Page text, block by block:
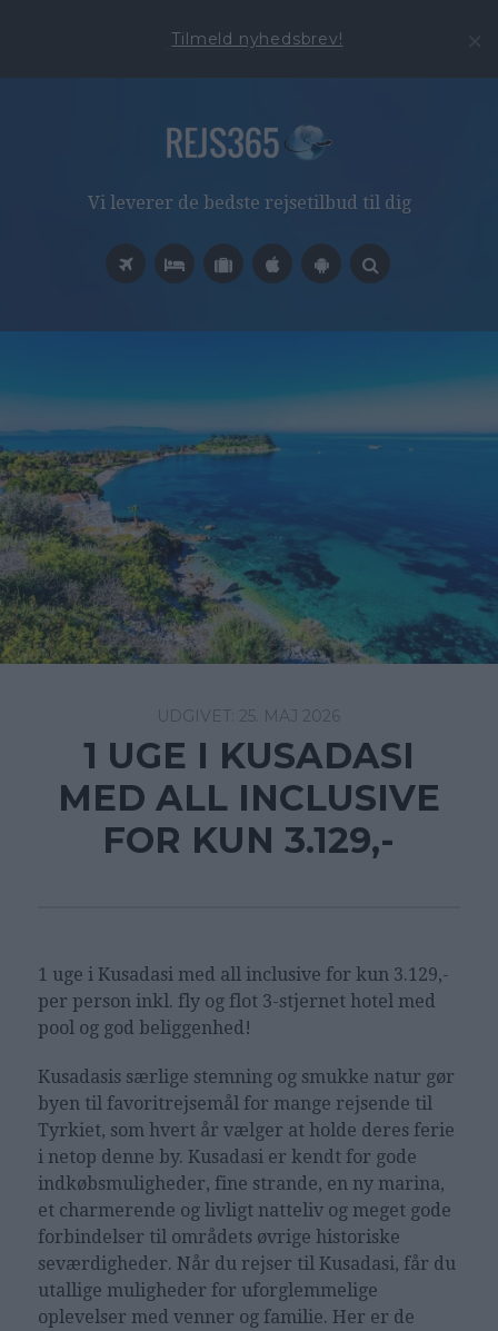
Tilmeld nyhedsbrev!
Vi leverer de bedste rejsetilbud til dig
25. MAJ 2026
1 UGE I KUSADASI
MED ALL INCLUSIVE
FOR KUN 3.129,-
1 uge i Kusadasi med all inclusive for kun 3.129,-
per person inkl. fly og flot 3-stjernet hotel med
pool og god beliggenhed!
Kusadasis særlige stemning og smukke natur gør
byen til favoritrejsemål for mange rejsende til
Tyrkiet, som hvert år vælger at holde deres ferie
i netop denne by. Kusadasi er kendt for gode
indkøbsmuligheder, fine strande, en ny marina,
et charmerende og livligt natteliv og meget gode
forbindelser til områdets øvrige historiske
seværdigheder. Når du rejser til Kusadasi, får du
utallige muligheder for uforglemmelige
oplevelser med venner og familie. Her er de